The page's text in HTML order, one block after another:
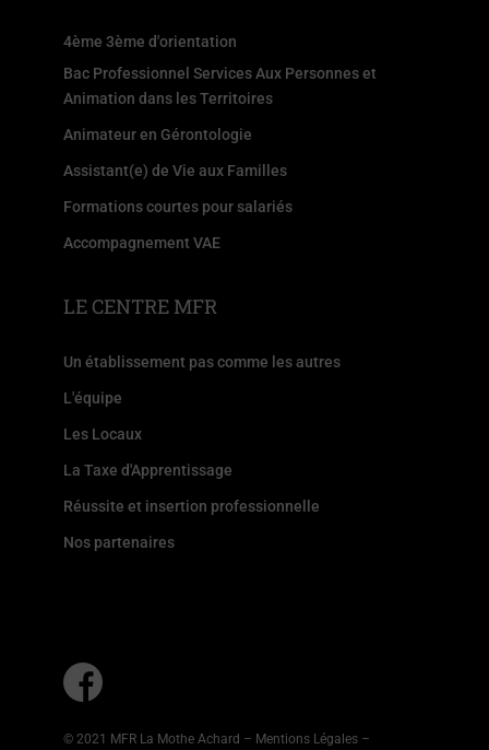
4ème 3ème d'orientation
Bac Professionnel Services Aux Personnes et
Animation dans les Territoires
Animateur en Gérontologie
Assistant(e) de Vie aux Familles
Formations courtes pour salariés
Accompagnement VAE
LE CENTRE MFR
Un établissement pas comme les autres
L'équipe
Les Locaux
La Taxe d'Apprentissage
Réussite et insertion professionnelle
Nos partenaires
© 2021 MFR La Mothe Achard – Mentions Légales –